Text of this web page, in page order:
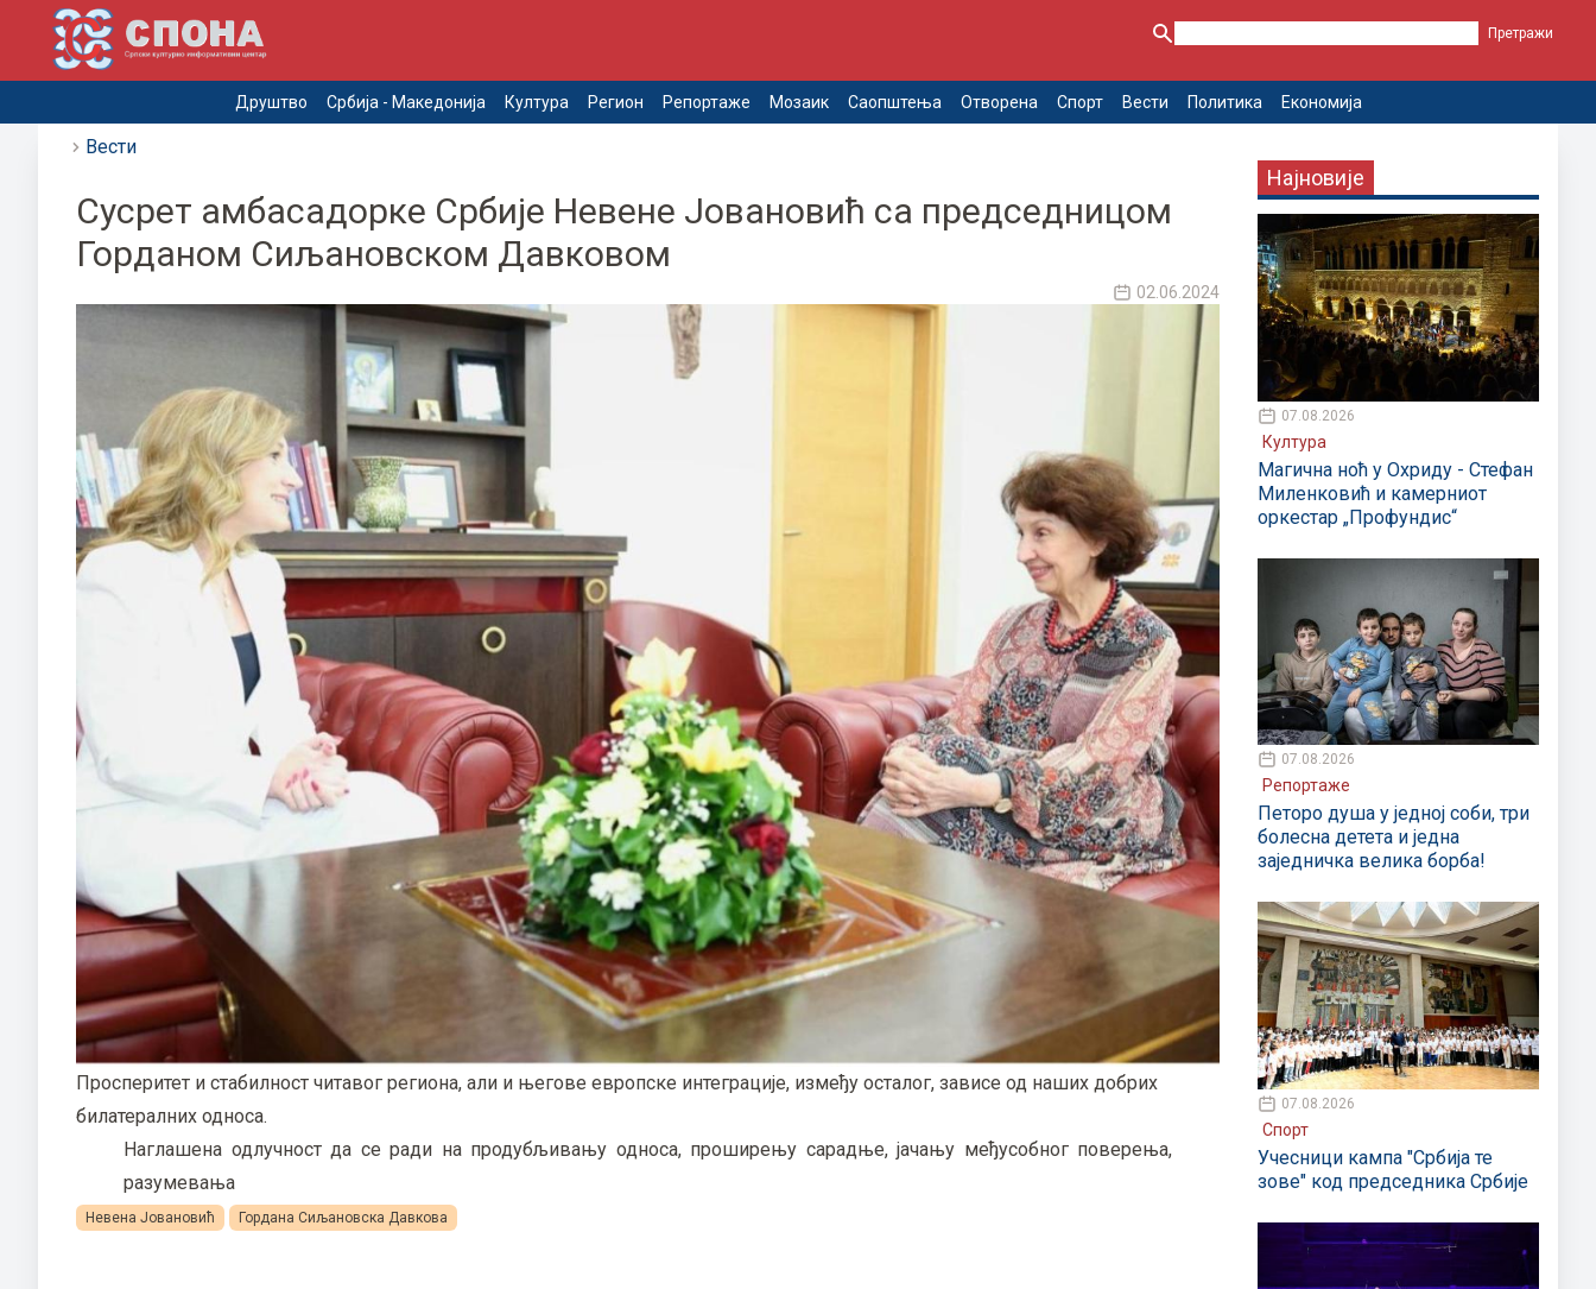
Друштво Србија - Македонија Култура Регион Репортаже Мозаик Саопштења Отворена Спорт Вести Политика Економија
Вести
Сусрет амбасадорке Србије Невене Јовановић са председницом
Горданом Сиљановском Давковом
02.06.2024
Просперитет и стабилност читавог региона, али и његове европске интеграције, између осталог, зависе од наших добрих
билатералних односа.
Наглашена одлучност да се ради на продубљивању односа, проширењу сарадње, јачању међусобног поверења,
разумевања
Невена Јовановић Гордана Сиљановска Давкова
Најновије
07.08.2026
Култура
Магична ноћ у Охриду - Стефан
Миленковић и камерниот
оркестар „Профундис“
07.08.2026
Репортаже
Петоро душа у једној соби, три
болесна детета и једна
заједничка велика борба!
07.08.2026
Спорт
Учесници кампа "Србија те
зове" код председника Србије